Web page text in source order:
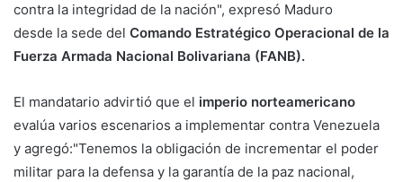
contra la integridad de la nación", expresó Maduro
desde la sede del Comando Estratégico Operacional de la
Fuerza Armada Nacional Bolivariana (FANB).
El mandatario advirtió que el imperio norteamericano
evalúa varios escenarios a implementar contra Venezuela
y agregó:"Tenemos la obligación de incrementar el poder
militar para la defensa y la garantía de la paz nacional,